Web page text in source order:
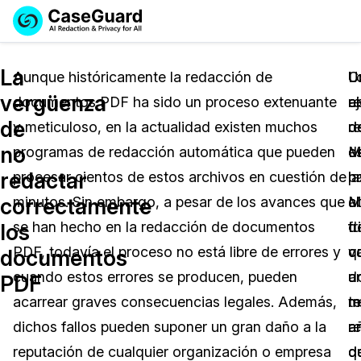
Licencia de CaseGuard Studio
Precios de Redacción a Pedido
Soluciones
Redacción de vídeos
Redacción de documentos
Redacción de audio
Redacción en Bulto
Redacción de imágenes
Transcripción y Traducción
Cuerpos Policiales
Transportación
La Atención Médica
Educación
El Gobierno
Precios
Recursos
Preguntas Frecuentes
Artículos
Casos Practicos
Eventos
Demo
English
Español
La
vergüenza
de
no
redactar
correctamente
los
documentos
PDF
Aunque históricamente la redacción de
documentos PDF ha sido un proceso extenuante
y meticuloso, en la actualidad existen muchos
programas de redacción automática que pueden
procesar cientos de estos archivos en cuestión de
minutos. Sin embargo, a pesar de los avances que
se han hecho en la redacción de documentos
PDF, todavía el proceso no está libre de errores y
cuando estos errores se producen, pueden
acarrear graves consecuencias legales. Además,
dichos fallos pueden suponer un gran daño a la
reputación de cualquier organización o empresa
al
a